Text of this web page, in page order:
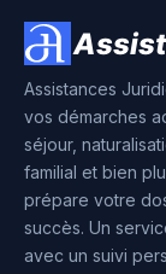
Assistances
vos démarches
séjour,
familial et bien
prépare votre
succès. Un
avec un suivi